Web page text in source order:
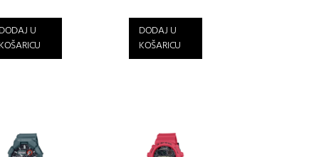
DODAJ U
KOŠARICU
DODAJ U
KOŠARICU